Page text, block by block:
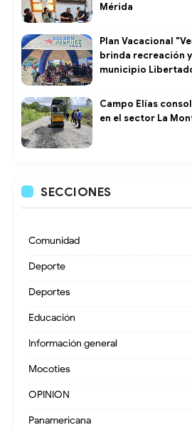
Mérida
Plan Vacacional
brinda recreación
municipio
Campo Elías
en el sector La
SECCIONES
Comunidad
Deporte
Deportes
Educación
Información general
Mocoties
OPINION
Panamericana